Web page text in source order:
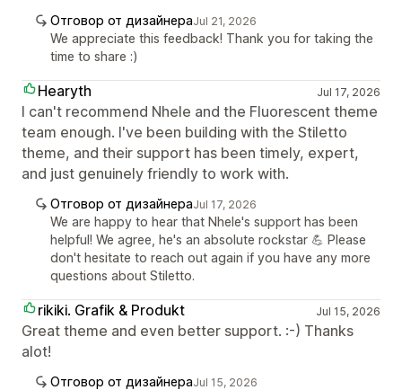
Отговор от дизайнераJul 21, 2026
We appreciate this feedback! Thank you for taking the
time to share :)
Hearyth Jul 17, 2026
I can't recommend Nhele and the Fluorescent theme
team enough. I've been building with the Stiletto
theme, and their support has been timely, expert,
and just genuinely friendly to work with.
Отговор от дизайнераJul 17, 2026
We are happy to hear that Nhele's support has been
helpful! We agree, he's an absolute rockstar 💪 Please
don't hesitate to reach out again if you have any more
questions about Stiletto.
rikiki. Grafik & Produkt Jul 15, 2026
Great theme and even better support. :-) Thanks
alot!
Отговор от дизайнераJul 15, 2026